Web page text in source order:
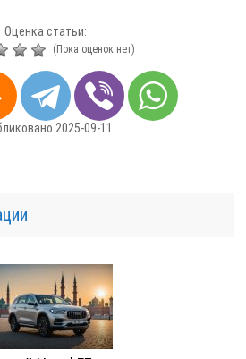
Оценка статьи:
(Пока оценок нет)
2025-09-11